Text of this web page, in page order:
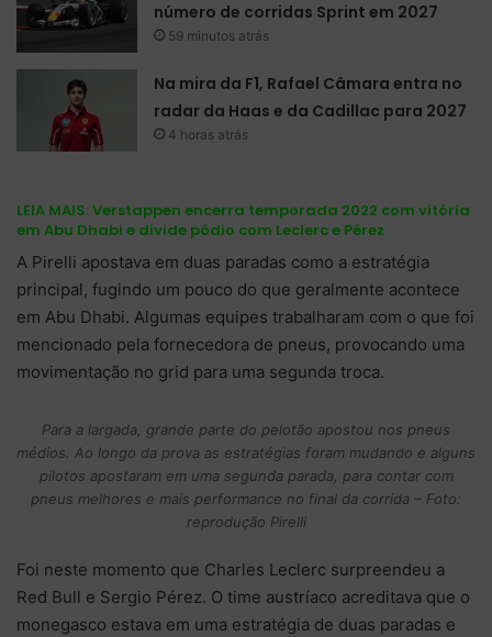
número de corridas Sprint em 2027
59 minutos atrás
Na mira da F1, Rafael Câmara entra no
radar da Haas e da Cadillac para 2027
4 horas atrás
LEIA MAIS:Verstappen encerra temporada 2022 com vitória
em Abu Dhabi e divide pódio com Leclerc e Pérez
A Pirelli apostava em duas paradas como a estratégia
principal, fugindo um pouco do que geralmente acontece
em Abu Dhabi. Algumas equipes trabalharam com o que foi
mencionado pela fornecedora de pneus, provocando uma
movimentação no grid para uma segunda troca.
Para a largada, grande parte do pelotão apostou nos pneus
médios. Ao longo da prova as estratégias foram mudando e alguns
pilotos apostaram em uma segunda parada, para contar com
pneus melhores e mais performance no final da corrida – Foto:
reprodução Pirelli
Foi neste momento que Charles Leclerc surpreendeu a
Red Bull e Sergio Pérez. O time austríaco acreditava que o
monegasco estava em uma estratégia de duas paradas e